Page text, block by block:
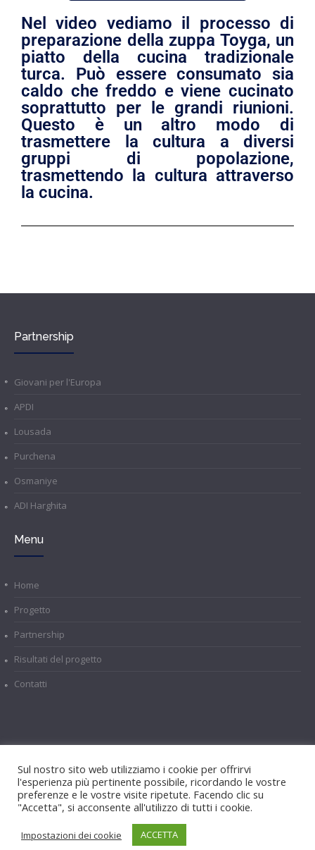
Nel video vediamo il processo di
preparazione della zuppa Toyga, un
piatto della cucina tradizionale
turca. Può essere consumato sia
caldo che freddo e viene cucinato
soprattutto per le grandi riunioni.
Questo è un altro modo di
trasmettere la cultura a diversi
gruppi di popolazione,
trasmettendo la cultura attraverso
la cucina.
Partnership
Giovani per l'Europa
APDI
Lousada
Purchena
Osmaniye
ADI Harghita
Menu
Home
Progetto
Partnership
Risultati del progetto
Contatti
questa pubblicazione non costituisce un'approvazione dei
contenuti, che riflettono esclusivamente le opinioni degli
autori, e l'Agenzia nazionale e la Commissione non possono
essere ritenute responsabili per l'uso che può essere fatto
delle informazioni in essa contenute.
Sul nostro sito web utilizziamo i cookie per offrirvi
l'esperienza più pertinente possibile, ricordando le vostre
preferenze e le vostre visite ripetute. Facendo clic su
"Accetta", si acconsente all'utilizzo di tutti i cookie.
Impostazioni dei cookie ACCETTA